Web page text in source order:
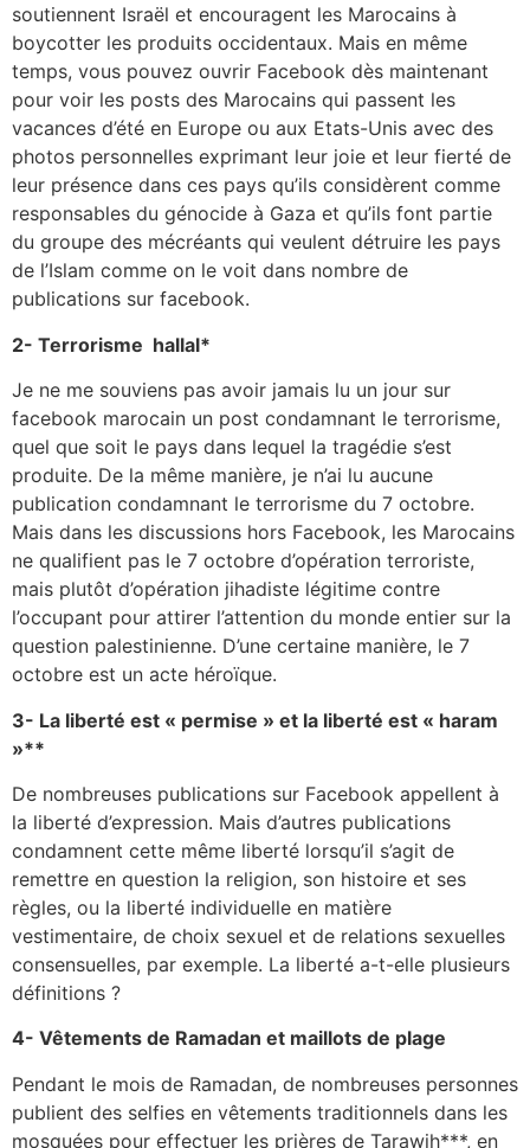
soutiennent Israël et encouragent les Marocains à
boycotter les produits occidentaux. Mais en même
temps, vous pouvez ouvrir Facebook dès maintenant
pour voir les posts des Marocains qui passent les
vacances d’été en Europe ou aux Etats-Unis avec des
photos personnelles exprimant leur joie et leur fierté de
leur présence dans ces pays qu’ils considèrent comme
responsables du génocide à Gaza et qu’ils font partie
du groupe des mécréants qui veulent détruire les pays
de l’Islam comme on le voit dans nombre de
publications sur facebook.
2- Terrorisme hallal*
Je ne me souviens pas avoir jamais lu un jour sur
facebook marocain un post condamnant le terrorisme,
quel que soit le pays dans lequel la tragédie s’est
produite. De la même manière, je n’ai lu aucune
publication condamnant le terrorisme du 7 octobre.
Mais dans les discussions hors Facebook, les Marocains
ne qualifient pas le 7 octobre d’opération terroriste,
mais plutôt d’opération jihadiste légitime contre
l’occupant pour attirer l’attention du monde entier sur la
question palestinienne. D’une certaine manière, le 7
octobre est un acte héroïque.
3- La liberté est « permise » et la liberté est « haram
»**
De nombreuses publications sur Facebook appellent à
la liberté d’expression. Mais d’autres publications
condamnent cette même liberté lorsqu’il s’agit de
remettre en question la religion, son histoire et ses
règles, ou la liberté individuelle en matière
vestimentaire, de choix sexuel et de relations sexuelles
consensuelles, par exemple. La liberté a-t-elle plusieurs
définitions ?
4- Vêtements de Ramadan et maillots de plage
Pendant le mois de Ramadan, de nombreuses personnes
publient des selfies en vêtements traditionnels dans les
mosquées pour effectuer les prières de Tarawih***, en